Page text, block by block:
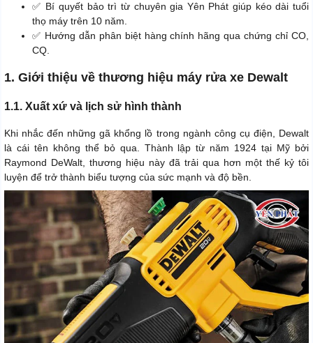
✅ Bí quyết bảo trì từ chuyên gia Yên Phát giúp kéo dài tuổi
thọ máy trên 10 năm.
✅ Hướng dẫn phân biệt hàng chính hãng qua chứng chỉ CO,
CQ.
1. Giới thiệu về thương hiệu máy rửa xe Dewalt
1.1. Xuất xứ và lịch sử hình thành
Khi nhắc đến những gã khổng lồ trong ngành công cụ điện, Dewalt
là cái tên không thể bỏ qua. Thành lập từ năm 1924 tại Mỹ bởi
Raymond DeWalt, thương hiệu này đã trải qua hơn một thế kỷ tôi
luyện để trở thành biểu tượng của sức mạnh và độ bền.